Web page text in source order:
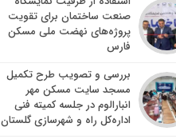
صنعت ساختمان برای تقویت
پروژه‌های نهضت ملی مسکن
فارس
بررسی و تصویب طرح تکمیل
مسجد سایت مسکن مهر
انبارالوم در جلسه کمیته فنی
اداره‌کل راه و شهرسازی گلستان